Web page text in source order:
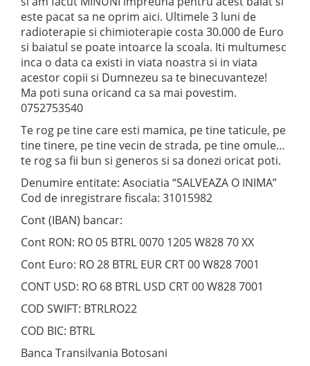
este pacat sa ne oprim aici. Ultimele 3 luni de
radioterapie si chimioterapie costa 30.000 de Euro
si baiatul se poate intoarce la scoala. Iti multumesc
inca o data ca existi in viata noastra si in viata
acestor copii si Dumnezeu sa te binecuvanteze!
Ma poti suna oricand ca sa mai povestim.
0752753540
Te rog pe tine care esti mamica, pe tine taticule, pe
tine tinere, pe tine vecin de strada, pe tine omule…
te rog sa fii bun si generos si sa donezi oricat poti.
Denumire entitate: Asociatia “SALVEAZA O INIMA”
Cod de inregistrare fiscala: 31015982
Cont (IBAN) bancar:
Cont RON: RO 05 BTRL 0070 1205 W828 70 XX
Cont Euro: RO 28 BTRL EUR CRT 00 W828 7001
CONT USD: RO 68 BTRL USD CRT 00 W828 7001
COD SWIFT: BTRLRO22
COD BIC: BTRL
Banca Transilvania Botosani